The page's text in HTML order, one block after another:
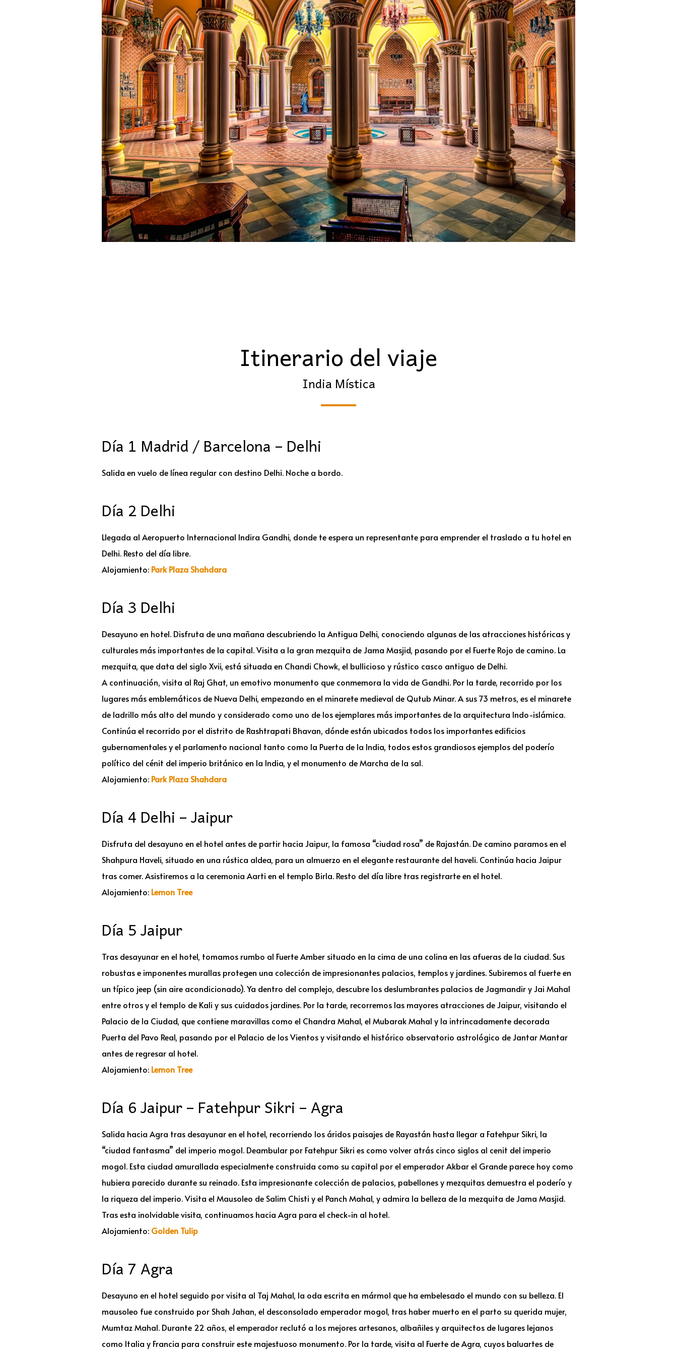
Itinerario del viaje
India Mística
Día 1 Madrid / Barcelona – Delhi
Salida en vuelo de línea regular con destino Delhi. Noche a bordo.
Día 2 Delhi
Llegada al Aeropuerto Internacional Indira Gandhi, donde te espera un representante para emprender el traslado a tu hotel en
Delhi. Resto del día libre.
Alojamiento: Park Plaza Shahdara
Día 3 Delhi
Desayuno en hotel. Disfruta de una mañana descubriendo la Antigua Delhi, conociendo algunas de las atracciones históricas y
culturales más importantes de la capital. Visita a la gran mezquita de Jama Masjid, pasando por el Fuerte Rojo de camino. La
mezquita, que data del siglo Xvii, está situada en Chandi Chowk, el bullicioso y rústico casco antiguo de Delhi.
A continuación, visita al Raj Ghat, un emotivo monumento que conmemora la vida de Gandhi. Por la tarde, recorrido por los
lugares más emblemáticos de Nueva Delhi, empezando en el minarete medieval de Qutub Minar. A sus 73 metros, es el minarete
de ladrillo más alto del mundo y considerado como uno de los ejemplares más importantes de la arquitectura Indo-islámica.
Continúa el recorrido por el distrito de Rashtrapati Bhavan, dónde están ubicados todos los importantes edificios
gubernamentales y el parlamento nacional tanto como la Puerta de la India, todos estos grandiosos ejemplos del poderío
político del cénit del imperio británico en la India, y el monumento de Marcha de la sal.
Alojamiento: Park Plaza Shahdara
Día 4 Delhi – Jaipur
Disfruta del desayuno en el hotel antes de partir hacia Jaipur, la famosa “ciudad rosa” de Rajastán. De camino paramos en el
Shahpura Haveli, situado en una rústica aldea, para un almuerzo en el elegante restaurante del haveli. Continúa hacia Jaipur
tras comer. Asistiremos a la ceremonia Aarti en el templo Birla. Resto del día libre tras registrarte en el hotel.
Alojamiento: Lemon Tree
Día 5 Jaipur
Tras desayunar en el hotel, tomamos rumbo al Fuerte Amber situado en la cima de una colina en las afueras de la ciudad. Sus
robustas e imponentes murallas protegen una colección de impresionantes palacios, templos y jardines. Subiremos al fuerte en
un típico jeep (sin aire acondicionado). Ya dentro del complejo, descubre los deslumbrantes palacios de Jagmandir y Jai Mahal
entre otros y el templo de Kali y sus cuidados jardines. Por la tarde, recorremos las mayores atracciones de Jaipur, visitando el
Palacio de la Ciudad, que contiene maravillas como el Chandra Mahal, el Mubarak Mahal y la intrincadamente decorada
Puerta del Pavo Real, pasando por el Palacio de los Vientos y visitando el histórico observatorio astrológico de Jantar Mantar
antes de regresar al hotel.
Alojamiento: Lemon Tree
Día 6 Jaipur – Fatehpur Sikri – Agra
Salida hacia Agra tras desayunar en el hotel, recorriendo los áridos paisajes de Rayastán hasta llegar a Fatehpur Sikri, la
“ciudad fantasma” del imperio mogol. Deambular por Fatehpur Sikri es como volver atrás cinco siglos al cenit del imperio
mogol. Esta ciudad amurallada especialmente construida como su capital por el emperador Akbar el Grande parece hoy como
hubiera parecido durante su reinado. Esta impresionante colección de palacios, pabellones y mezquitas demuestra el poderío y
la riqueza del imperio. Visita el Mausoleo de Salim Chisti y el Panch Mahal, y admira la belleza de la mezquita de Jama Masjid.
Tras esta inolvidable visita, continuamos hacia Agra para el check-in al hotel.
Alojamiento: Golden Tulip
Día 7 Agra
Desayuno en el hotel seguido por visita al Taj Mahal, la oda escrita en mármol que ha embelesado el mundo con su belleza. El
mausoleo fue construido por Shah Jahan, el desconsolado emperador mogol, tras haber muerto en el parto su querida mujer,
Mumtaz Mahal. Durante 22 años, el emperador reclutó a los mejores artesanos, albañiles y arquitectos de lugares lejanos
como Italia y Francia para construir este majestuoso monumento. Por la tarde, visita al Fuerte de Agra, cuyos baluartes de